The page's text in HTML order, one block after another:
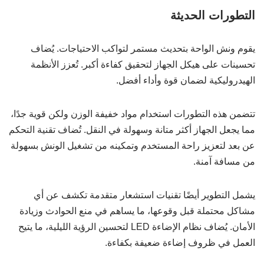
التطورات الحديثة
يقوم ونش الواحة بتحديث مستمر لتواكب الاحتياجات. يُضاف
تحسينات على هيكل الجهاز لتحقيق كفاءة أكبر. تُعزز الأنظمة
الهيدروليكية لضمان قوة وأداء أفضل.
تتضمن هذه التطورات استخدام مواد خفيفة الوزن ولكن قوية جدًا،
مما يجعل الجهاز أكثر متانة وسهولة في النقل. تُضاف تقنية التحكم
عن بعد لتعزيز راحة المستخدم وتمكينه من تشغيل الونش بسهولة
من مسافة آمنة.
يشمل التطوير أيضًا تقنيات استشعار متقدمة تكشف عن أي
مشاكل محتملة قبل وقوعها، ما يساهم في منع الحوادث وزيادة
الأمان. يُضاف نظام الإضاءة LED لتحسين الرؤية الليلية، ما يتيح
العمل في ظروف إضاءة ضعيفة بكفاءة.